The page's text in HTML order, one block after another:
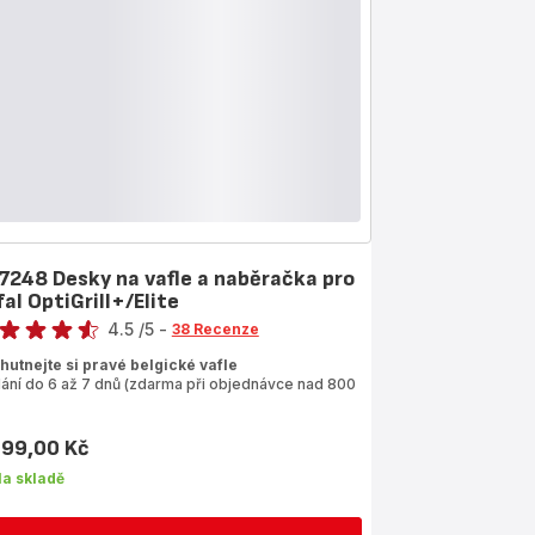
Desky na vafle a naběračka pro
OptiGrill+/Elite
4.5 /5 - 38 Recenze
si pravé belgické vafle
do 6 až 7 dnů (zdarma při objednávce nad 800
Kč
skladě